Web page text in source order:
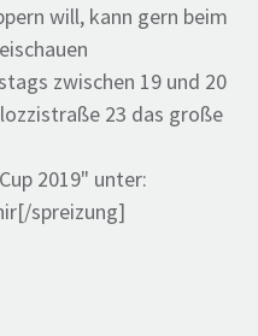
will, kann gern beim
zwischen 19 und 20
23 das große
2019" unter:
spreizung]